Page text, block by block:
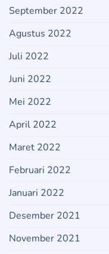
September 2022
Agustus 2022
Juli 2022
Juni 2022
Mei 2022
April 2022
Maret 2022
Februari 2022
Januari 2022
Desember 2021
November 2021